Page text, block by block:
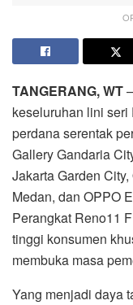
TANGERANG, WT
keseluruhan lini
perdana serentak
Gallery Gandaria
Jakarta Garden
Medan, dan OPPO
Perangkat Reno11
tinggi konsumen
membuka masa
Yang menjadi daya